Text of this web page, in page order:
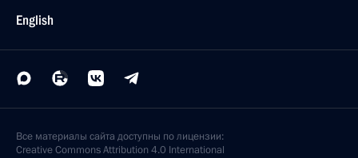
English
Все материалы сайта доступны по лицензии:
Creative Commons Attribution 4.0 International